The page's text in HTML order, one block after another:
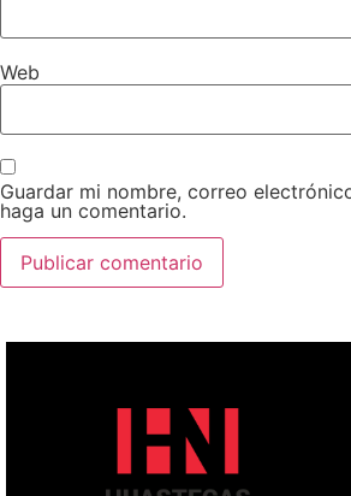
Web
Guardar mi nombre, correo
haga un comentario.